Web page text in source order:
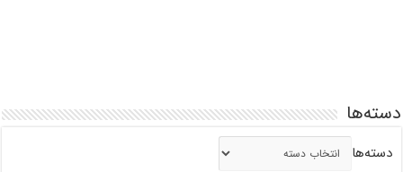
دسته‌ها
دسته‌ها